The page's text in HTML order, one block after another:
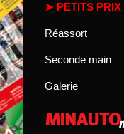
PETITS PRIX
Réassort
Seconde main
Galerie